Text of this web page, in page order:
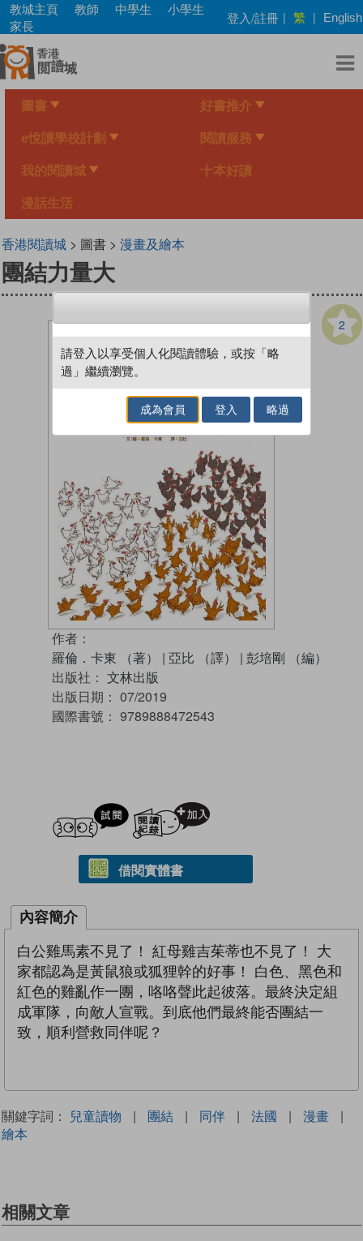
Skip
main
content
教城主頁 教師 中學生
小學生
家長
登入/註冊 | 繁 | English
圖書 好書推介
e悅讀學校計劃 閱讀服務
我的閱讀城 十本好讀
漫話生活
香港閱讀城> 圖書 > 漫畫及繪本
團結力量大
2
作者：
羅倫．卡東 （著）
| 亞比 （譯） | 彭培剛 （編）
出版社： 文林出版
出版日期： 07/2019
國際書號： 9789888472543
試閲
借閱實體書
內容簡介
白公雞馬素不見了！ 紅母雞吉茱蒂也不見了！ 大
家都認為是黃鼠狼或狐狸幹的好事！ 白色、黑色和
紅色的雞亂作一團，咯咯聲此起彼落。最終決定組
成軍隊，向敵人宣戰。到底他們最終能否團結一
致，順利營救同伴呢？
關鍵字詞： 兒童讀物 | 團結 | 同伴 | 法國 | 漫畫
|
繪本
相關文章
請登入以享受個人化閱讀體驗，或按「略
過」繼續瀏覽。
成為會員 登入 略過